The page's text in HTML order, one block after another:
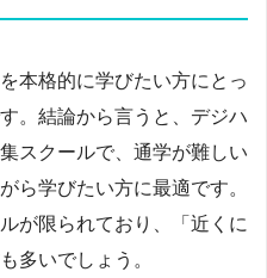
本格的に学びたい方にとっ
。結論から言うと、デジハ
スクールで、通学が難しい
ら学びたい方に最適です。
が限られており、「近くに
多いでしょう。